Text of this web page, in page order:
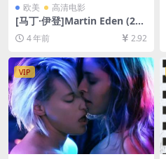
欧美 高清电影
[马丁·伊登]Martin Eden (201
9)[百度网盘+迅雷云盘资源10
80P超清未删减][MP4/8GB]
4 年前 2.92
VIP